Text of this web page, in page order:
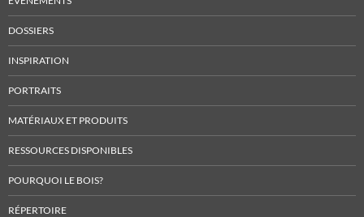
DOSSIERS
INSPIRATION
PORTRAITS
MATÉRIAUX ET PRODUITS
RESSOURCES DISPONIBLES
POURQUOI LE BOIS?
RÉPERTOIRE